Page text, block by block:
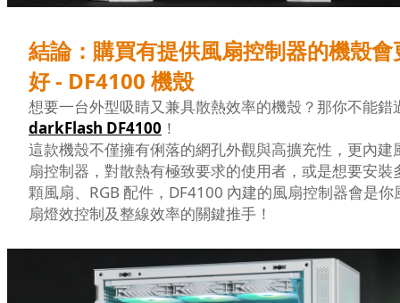
結論：購買有提供風扇控制器的機殼會
好 - DF4100 機殼
想要一台外型吸睛又兼具散熱效率的機殼？那你不能錯
darkFlash DF4100 ！
這款機殼不僅擁有俐落的網孔外觀與高擴充性，更內建
扇控制器，對散熱有極致要求的使用者，或是想要安裝
顆風扇、RGB 配件，DF4100 內建的風扇控制器會是你
扇燈效控制及整線效率的關鍵推手！